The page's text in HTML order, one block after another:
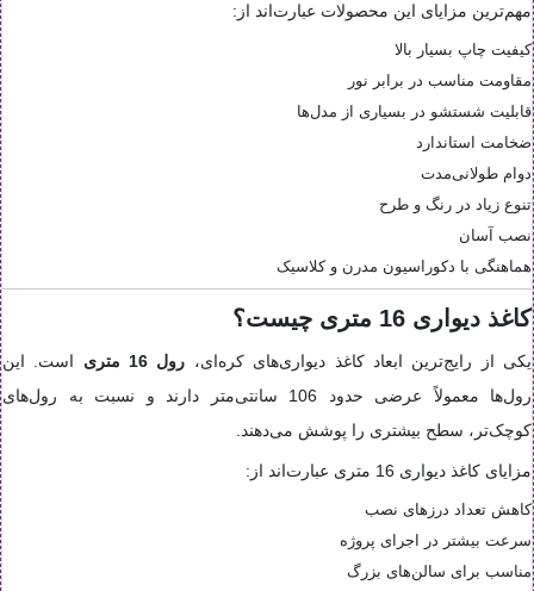
مهم‌ترین مزایای این محصولات عبارت‌اند از:
کیفیت چاپ بسیار بالا
مقاومت مناسب در برابر نور
قابلیت شستشو در بسیاری از مدل‌ها
ضخامت استاندارد
دوام طولانی‌مدت
تنوع زیاد در رنگ و طرح
نصب آسان
هماهنگی با دکوراسیون مدرن و کلاسیک
کاغذ دیواری 16 متری چیست؟
یکی از رایج‌ترین ابعاد کاغذ دیواری‌های کره‌ای، رول 16 متری
است. این
رول‌ها معمولاً عرضی حدود 106 سانتی‌متر دارند و نسبت به رول‌های
کوچک‌تر، سطح بیشتری را پوشش می‌دهند.
مزایای کاغذ دیواری 16 متری عبارت‌اند از:
کاهش تعداد درزهای نصب
سرعت بیشتر در اجرای پروژه
مناسب برای سالن‌های بزرگ